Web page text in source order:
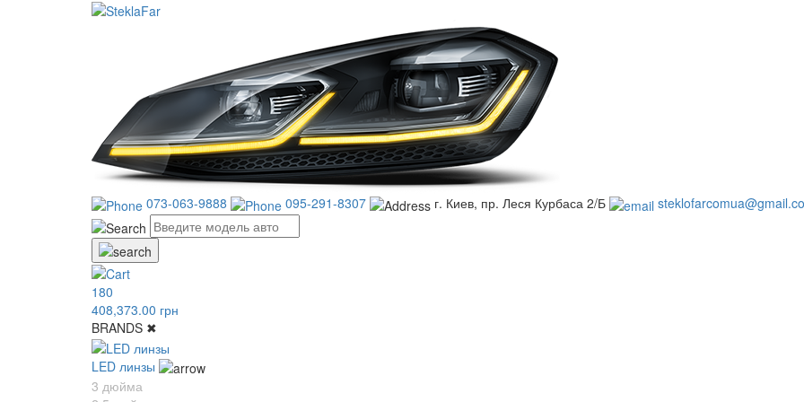
073-063-9888 095-291-8307 г. Киев, пр. Леся Курбаса 2/Б
180
408,373.00 грн
BRANDS ✖
LED линзы
3 дюйма